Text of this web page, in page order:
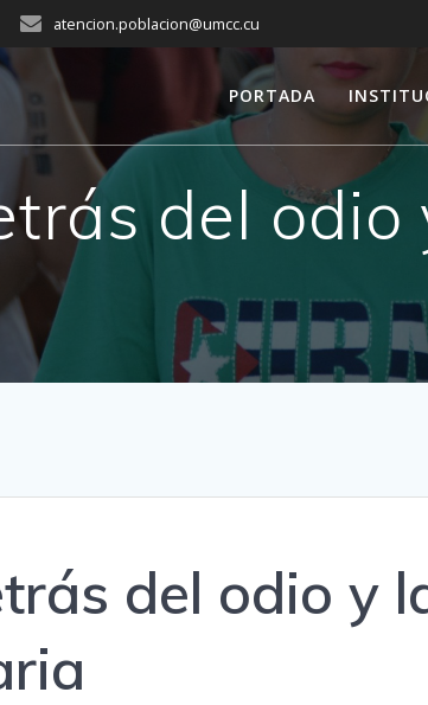
atencion.poblacion@umcc.cu
PORTADA
del
del odio y